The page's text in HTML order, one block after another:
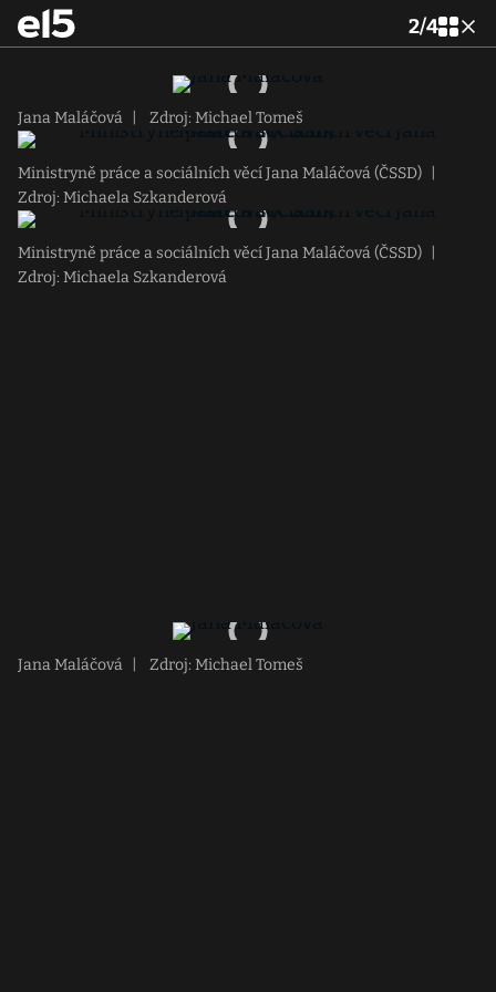
2/4
Jana Maláčová Zdroj: Michael Tomeš
Ministryně práce a sociálních věcí Jana Maláčová (ČSSD)
Zdroj: Michaela Szkanderová
Ministryně práce a sociálních věcí Jana Maláčová (ČSSD)
Zdroj: Michaela Szkanderová
Jana Maláčová Zdroj: Michael Tomeš